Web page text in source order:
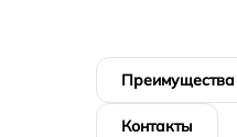
Преимущества
Контакты